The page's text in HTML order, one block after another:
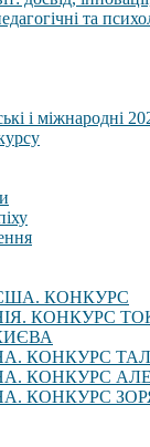
та
і міжнародні
КОНКУРС
КОНКУРС
КОНКУРС
КОНКУРС
КОНКУРС